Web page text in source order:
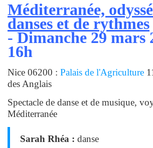
Méditerranée,
danses et de rythmes
- Dimanche 29 mars
16h
Nice 06200 : Palais de l'Agriculture
des Anglais
Spectacle de danse et de musique,
Méditerranée
Sarah Rhéa : danse